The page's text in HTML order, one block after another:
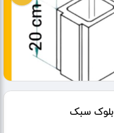
بلوک سبک لیکا استاندارد 10*20*50 بلوک سبک